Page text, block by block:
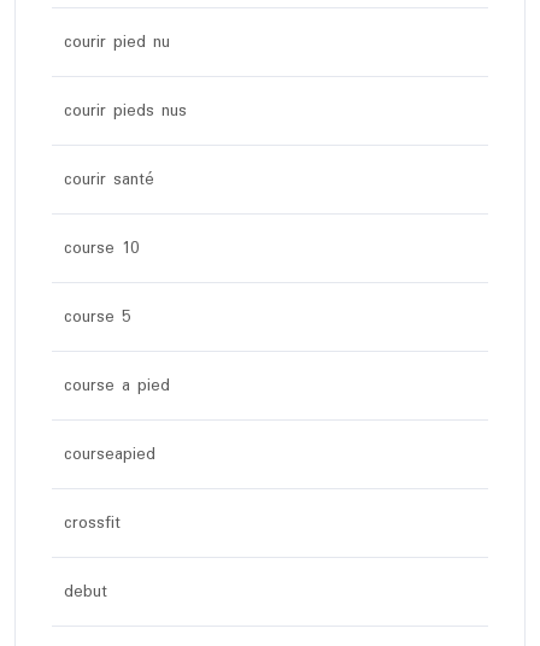
courir pied nu
courir pieds nus
courir santé
course 10
course 5
course a pied
courseapied
crossfit
debut